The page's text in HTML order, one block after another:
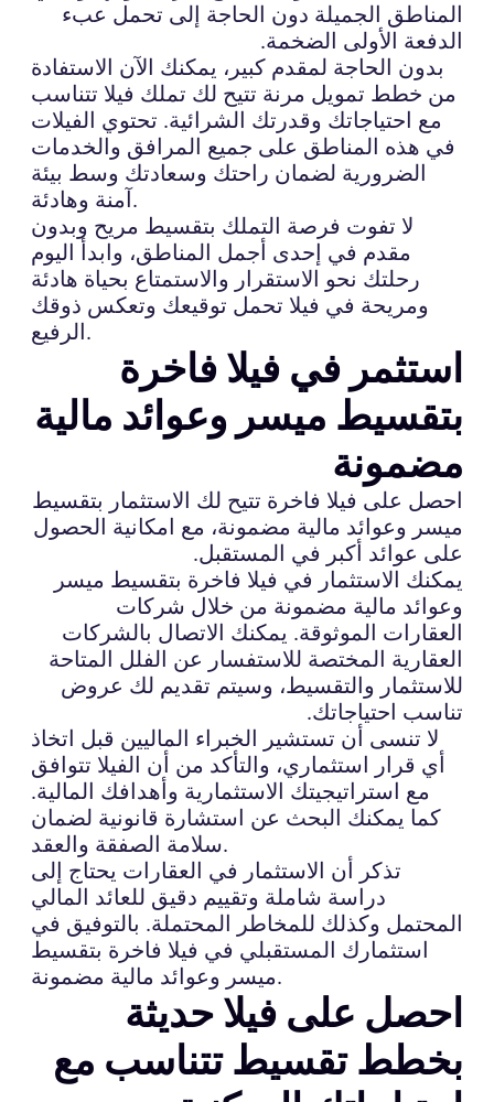
المناطق الجميلة دون الحاجة إلى تحمل عبء
الدفعة الأولى الضخمة.
بدون الحاجة لمقدم كبير، يمكنك الآن الاستفادة
من خطط تمويل مرنة تتيح لك تملك فيلا تتناسب
مع احتياجاتك وقدرتك الشرائية. تحتوي الفيلات
في هذه المناطق على جميع المرافق والخدمات
الضرورية لضمان راحتك وسعادتك وسط بيئة
آمنة وهادئة.
لا تفوت فرصة التملك بتقسيط مريح وبدون
مقدم في إحدى أجمل المناطق، وابدأ اليوم
رحلتك نحو الاستقرار والاستمتاع بحياة هادئة
ومريحة في فيلا تحمل توقيعك وتعكس ذوقك
الرفيع.
استثمر في فيلا فاخرة
بتقسيط ميسر وعوائد مالية
مضمونة
احصل على فيلا فاخرة تتيح لك الاستثمار بتقسيط
ميسر وعوائد مالية مضمونة، مع امكانية الحصول
على عوائد أكبر في المستقبل.
يمكنك الاستثمار في فيلا فاخرة بتقسيط ميسر
وعوائد مالية مضمونة من خلال شركات
العقارات الموثوقة. يمكنك الاتصال بالشركات
العقارية المختصة للاستفسار عن الفلل المتاحة
للاستثمار والتقسيط، وسيتم تقديم لك عروض
تناسب احتياجاتك.
لا تنسى أن تستشير الخبراء الماليين قبل اتخاذ
أي قرار استثماري، والتأكد من أن الفيلا تتوافق
مع استراتيجيتك الاستثمارية وأهدافك المالية.
كما يمكنك البحث عن استشارة قانونية لضمان
سلامة الصفقة والعقد.
تذكر أن الاستثمار في العقارات يحتاج إلى
دراسة شاملة وتقييم دقيق للعائد المالي
المحتمل وكذلك للمخاطر المحتملة. بالتوفيق في
استثمارك المستقبلي في فيلا فاخرة بتقسيط
ميسر وعوائد مالية مضمونة.
احصل على فيلا حديثة
بخطط تقسيط تتناسب مع